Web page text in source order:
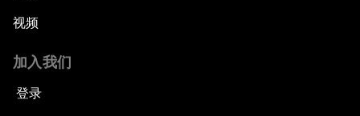
视频
加入我们
登录